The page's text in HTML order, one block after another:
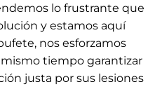
lo frustrante que
y estamos aquí
nos esforzamos
mismo tiempo garantizar
justa por sus lesiones